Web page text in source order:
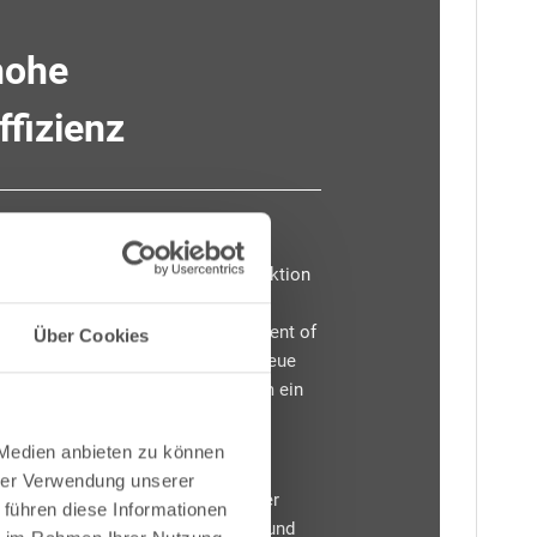
Über Cookies
anbieten zu können
Verwendung unserer
diese Informationen
Durch die Full-Inverter-
mit der durchdachten Konstruktion
besonders hohen COP (coefficient of
18 und erzielen damit völlig neue
Effizienz, da die Heizleistung um ein
dem Stromnetz ziehen".
kann glänzen: Das Gehäuse der
ist aus schutzlackiertem Metall und